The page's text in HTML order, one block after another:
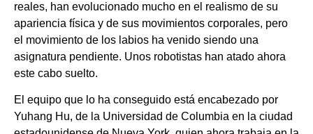
reales, han evolucionado mucho en el realismo de su
apariencia física y de sus movimientos corporales, pero
el movimiento de los labios ha venido siendo una
asignatura pendiente. Unos robotistas han atado ahora
este cabo suelto.
El equipo que lo ha conseguido está encabezado por
Yuhang Hu, de la Universidad de Columbia en la ciudad